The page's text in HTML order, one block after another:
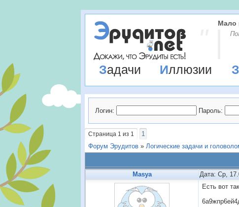
Мало
Задачи Иллюзии
Логин: Пароль:
Страница 1 из 1
1
Форум Эрудитов » Логические задачи и
Masya Дата: Ср,
Есть вот